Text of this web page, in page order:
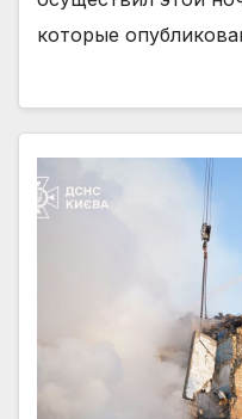
которые